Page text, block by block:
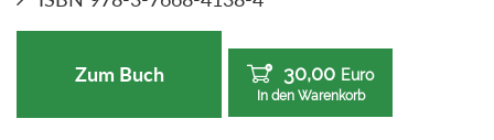
Zum Buch 30,00 Euro
In den Warenkorb